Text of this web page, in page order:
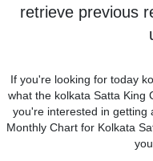
retrieve previous
If you're looking for today
what the kolkata Satta King
you're interested in getting
Monthly Chart for Kolkata